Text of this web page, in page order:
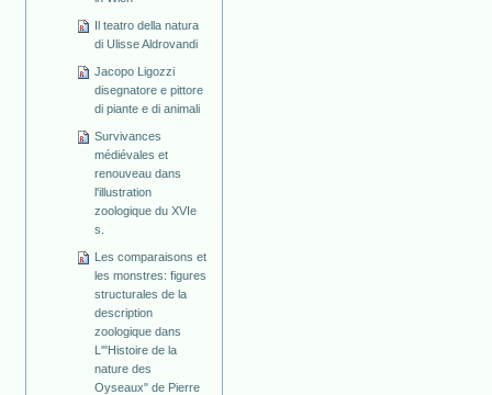
Il teatro della natura
di Ulisse Aldrovandi
Jacopo Ligozzi
disegnatore e pittore
di piante e di animali
Survivances
médiévales et
renouveau dans
l'illustration
zoologique du XVIe
s.
Les comparaisons et
les monstres: figures
structurales de la
description
zoologique dans
L'"Histoire de la
nature des
Oyseaux" de Pierre